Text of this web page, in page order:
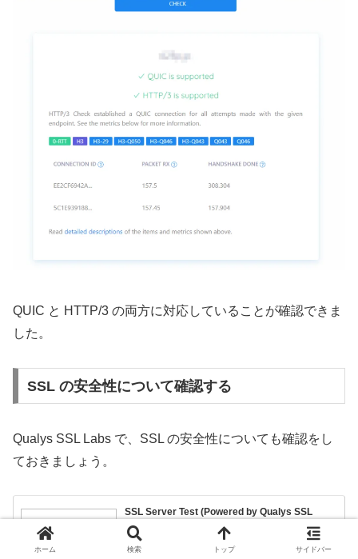
QUIC と HTTP/3 の両方に対応していることが確認できま
した。
SSL の安全性について確認する
Qualys SSL Labs で、SSL の安全性についても確認をし
ておきましょう。
SSL Server Test (Powered by Qualys SSL
Labs)
A comprehensive free SSL test for your public web
servers.
ホーム 検索 トップ サイドバー